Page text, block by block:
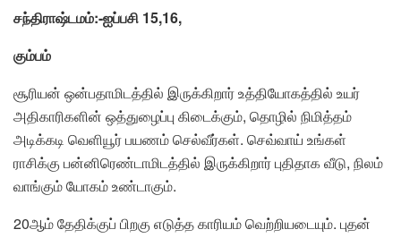
சந்திராஷ்டமம்:-ஐப்பசி 15,16,
கும்பம்
சூரியன் ஒன்பதாமிடத்தில் இருக்கிறார் உத்தியோகத்தில் உயர்
அதிகாரிகளின் ஒத்துழைப்பு கிடைக்கும், தொழில் நிமித்தம்
அடிக்கடி வெளியூர் பயணம் செல்வீர்கள். செவ்வாய் உங்கள்
ராசிக்கு பன்னிரெண்டாமிடத்தில் இருக்கிறார் புதிதாக வீடு, நிலம்
வாங்கும் யோகம் உண்டாகும்.
20ஆம் தேதிக்குப் பிறகு எடுத்த காரியம் வெற்றியடையும். புதன்